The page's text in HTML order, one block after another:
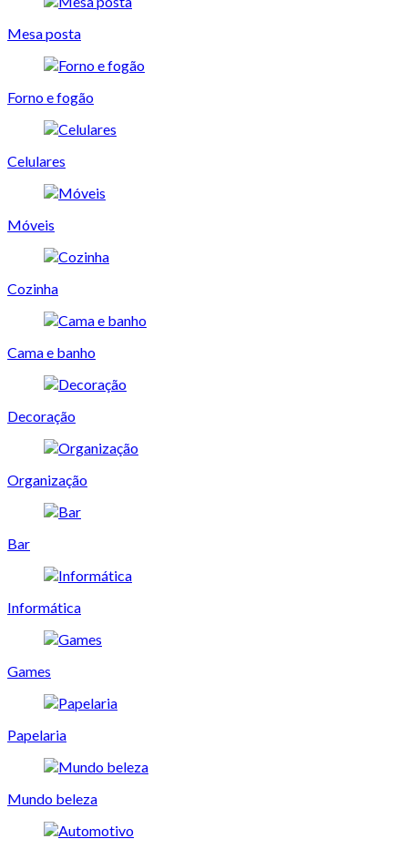
Mesa posta
Forno e fogão
Celulares
Móveis
Cozinha
Cama e banho
Decoração
Organização
Bar
Informática
Games
Papelaria
Mundo beleza